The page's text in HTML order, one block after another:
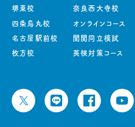
堺東校
四条烏丸校
名古屋駅前校
枚方校
奈良西大寺校
オンラインコース
関関同立模試
英検対策コース